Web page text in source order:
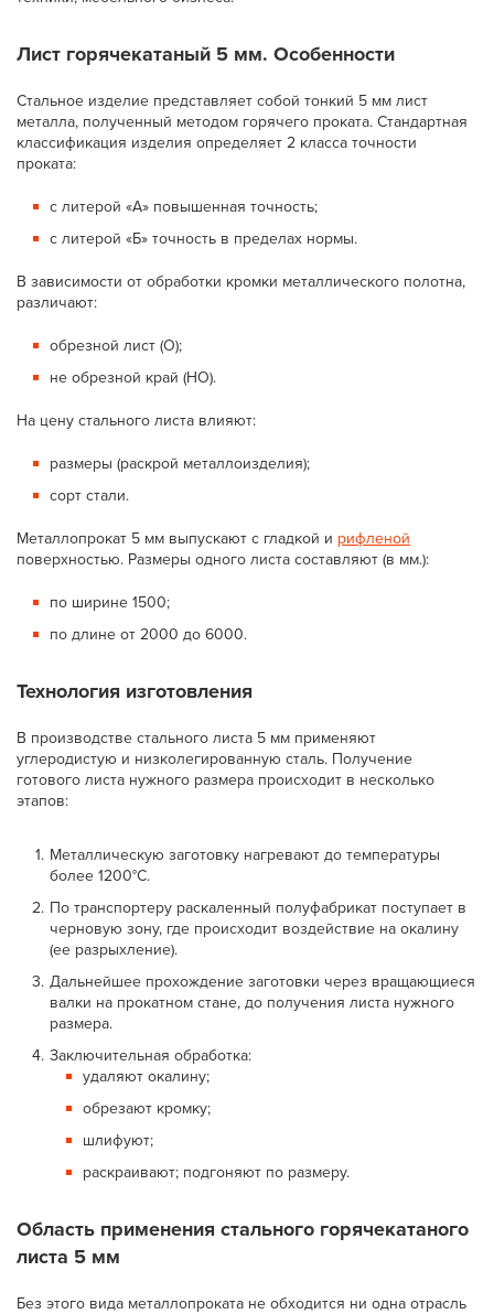
Лист горячекатаный 5 мм. Особенности
Стальное изделие представляет собой тонкий 5 мм лист
металла, полученный методом горячего проката. Стандартная
классификация изделия определяет 2 класса точности
проката:
с литерой «А» повышенная точность;
с литерой «Б» точность в пределах нормы.
В зависимости от обработки кромки металлического полотна,
различают:
обрезной лист (О);
не обрезной край (НО).
На цену стального листа влияют:
размеры (раскрой металлоизделия);
сорт стали.
Металлопрокат 5 мм выпускают с гладкой и рифленой
поверхностью. Размеры одного листа составляют (в мм.):
по ширине 1500;
по длине от 2000 до 6000.
Технология изготовления
В производстве стального листа 5 мм применяют
углеродистую и низколегированную сталь. Получение
готового листа нужного размера происходит в несколько
этапов:
Металлическую заготовку нагревают до температуры
более 1200°С.
По транспортеру раскаленный полуфабрикат поступает в
черновую зону, где происходит воздействие на окалину
(ее разрыхление).
Дальнейшее прохождение заготовки через вращающиеся
валки на прокатном стане, до получения листа нужного
размера.
Заключительная обработка:
удаляют окалину;
обрезают кромку;
шлифуют;
раскраивают; подгоняют по размеру.
Область применения стального горячекатаного
листа 5 мм
Без этого вида металлопроката не обходится ни одна отрасль